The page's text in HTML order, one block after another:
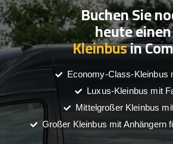
Buchen Sie
heute einen
Kleinbusin
Economy-Class-Kleinbus
Luxus-Kleinbus mit
Mittelgroßer Kleinbus
Großer Kleinbus mit Anhängern